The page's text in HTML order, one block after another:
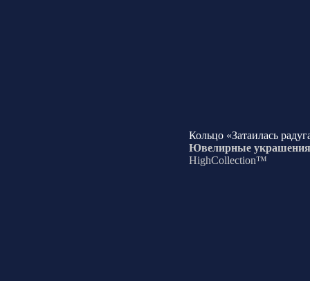
Кольцо «Затаилась
Ювелирные украшения
HighCollection™